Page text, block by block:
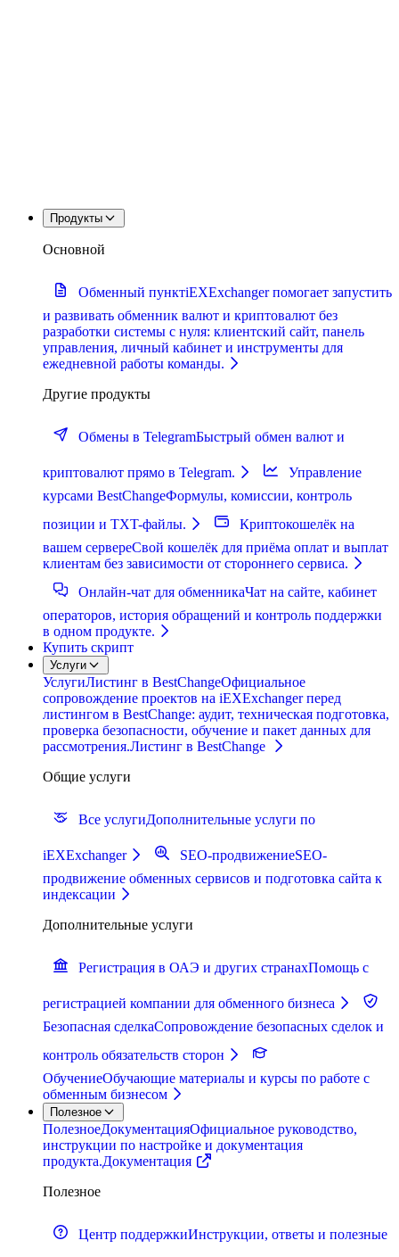
Продукты
Основной
Обменный пунктiEXExchanger помогает запустить
и развивать обменник валют и криптовалют без
разработки системы с нуля: клиентский сайт, панель
управления, личный кабинет и инструменты для
ежедневной работы команды.
Другие продукты
Обмены в TelegramБыстрый обмен валют и
криптовалют прямо в Telegram.
Управление
курсами BestChangeФормулы, комиссии, контроль
позиции и TXT-файлы.
Криптокошелёк на
вашем сервереСвой кошелёк для приёма оплат и выплат
клиентам без зависимости от стороннего сервиса.
Онлайн-чат для обменникаЧат на сайте, кабинет
операторов, история обращений и контроль поддержки
в одном продукте.
Купить скрипт
Услуги
УслугиЛистинг в BestChangeОфициальное
сопровождение проектов на iEXExchanger перед
листингом в BestChange: аудит, техническая подготовка,
проверка безопасности, обучение и пакет данных для
рассмотрения.Листинг в BestChange
Общие услуги
Все услугиДополнительные услуги по
iEXExchanger SEO-продвижениеSEO-
продвижение обменных сервисов и подготовка сайта к
индексации
Дополнительные услуги
Регистрация в ОАЭ и других странахПомощь с
регистрацией компании для обменного бизнеса
Безопасная сделкаСопровождение безопасных сделок и
контроль обязательств сторон
ОбучениеОбучающие материалы и курсы по работе с
обменным бизнесом
Полезное
ПолезноеДокументацияОфициальное руководство,
инструкции по настройке и документация
продукта.Документация
Полезное
Центр поддержкиИнструкции, ответы и полезные